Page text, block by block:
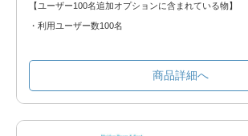
【ユーザー100名追加オプションに含まれている物】
・利用ユーザー数100名
商品詳細へ